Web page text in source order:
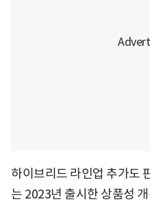
하이브리드 라인업 추가도
는 2023년 출시한 상품성